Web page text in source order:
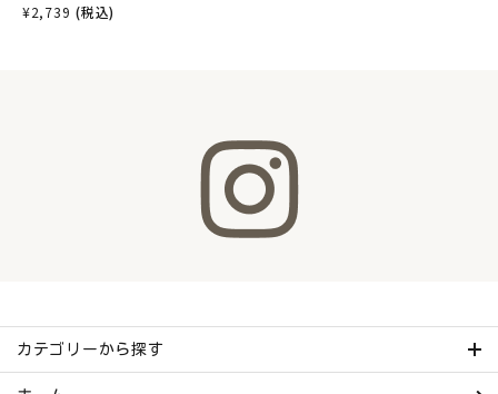
¥2,739 (税込)
カテゴリーから探す